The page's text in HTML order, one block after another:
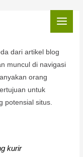
dari artikel blog
muncul di navigasi
orang
untuk
potensial situs.
kurir